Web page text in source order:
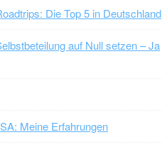
Die Top 5 in Deutschland
auf Null setzen – Ja
Meine Erfahrungen